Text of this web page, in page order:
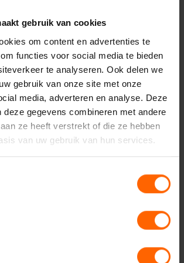
gebruik van cookies
om content en advertenties te
functies voor social media te bieden
te analyseren. Ook delen we
gebruik van onze site met onze
media, adverteren en analyse. Deze
deze gegevens combineren met andere
ze heeft verstrekt of die ze hebben
van uw gebruik van hun services.
groenbeleid
staat voor een welvarend Nijmegen
kunnen floreren. Dit goedbedoelde
niet aan bij. De ecologische
de economische ontwikkeling die
lange termijn een fijne welvarende,
In de bijlagen vindt u de voorstellen van
die de kern vormen van deze kwestie.
van Nijmegen als een stad waar
door een te eenzijdige focus op groene
gezonde economie is tenslotte de beste